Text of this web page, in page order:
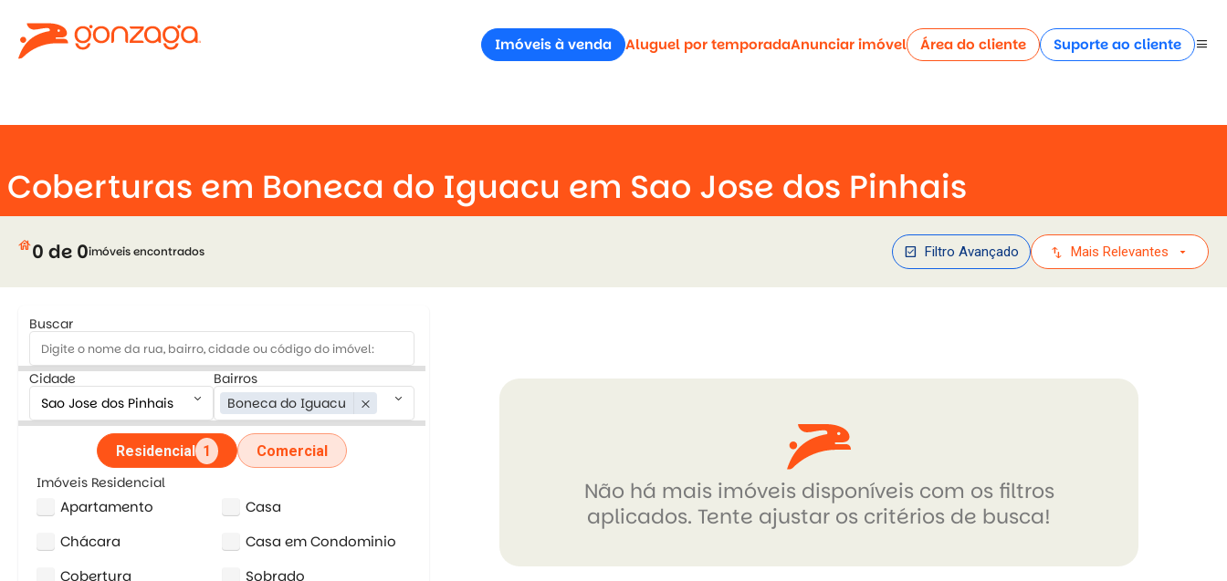
Imóveis à venda Aluguel por temporadaAnunciar imóvel Área do cliente Suporte ao cliente menu
Coberturas em Boneca do Iguacu em Sao Jose dos Pinhais
house0 de 0imóveis encontrados check_box Filtro Avançado swap_vert Mais Relevantes arrow_drop_down
Buscar
Cidade
keyboard_arrow_down
Bairros
Boneca do Iguacu
close keyboard_arrow_down
Residencial 1 Comercial
Imóveis Residencial
Apartamento
Casa
Chácara
Casa em Condominio
Cobertura
Sobrado
Não há mais imóveis disponíveis com os filtros
aplicados. Tente ajustar os critérios de busca!